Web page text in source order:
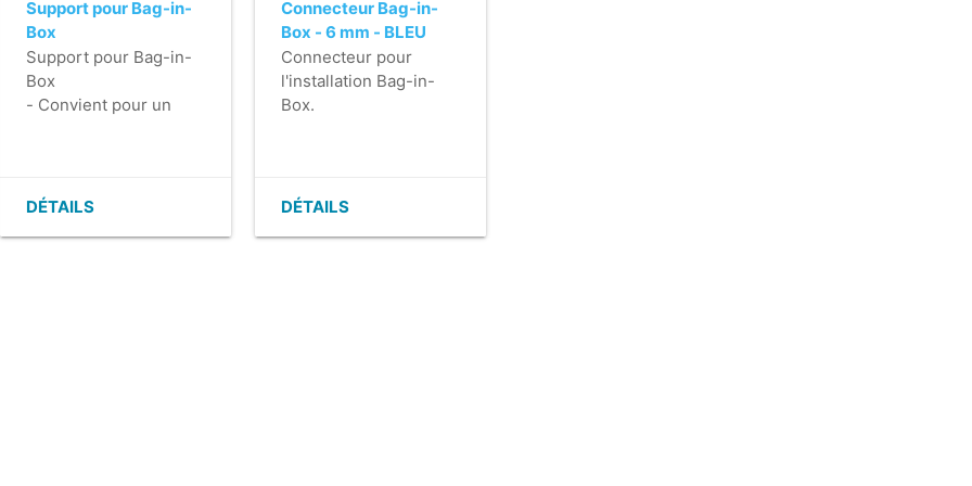
Support pour Bag-in-
Box
Support pour Bag-in-
Box
- Convient pour un
DÉTAILS
Connecteur Bag-in-
Box - 6 mm - BLEU
Connecteur pour
l'installation Bag-in-
Box.
d'encliquetage facile à
DÉTAILS